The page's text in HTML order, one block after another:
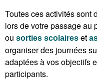
Toutes ces activités sont
lors de votre passage au
ou sorties scolaires et
organiser des journées
adaptées à vos objectifs
participants.